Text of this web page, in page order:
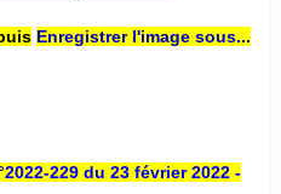
Enregistrer l'image sous...
229 du 23 février 2022 -